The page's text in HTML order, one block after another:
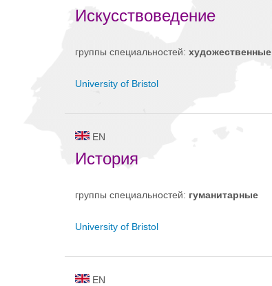
Искусствоведение
группы специальностей: художественные
University of Bristol
EN
История
группы специальностей: гуманитарные
University of Bristol
EN